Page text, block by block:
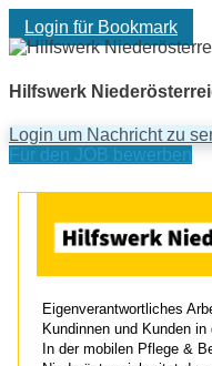
Login für Bookmark
Hilfswerk
Login um Nachricht zu
Für den JOB bewerben